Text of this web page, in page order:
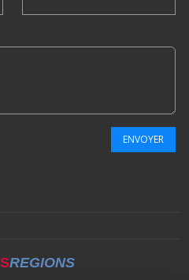
ENVOYER
REGIONS